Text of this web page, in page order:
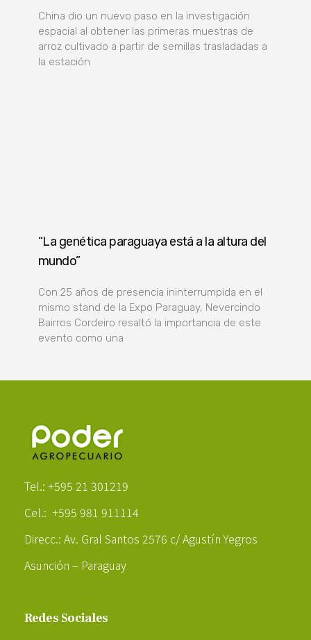
China dio un nuevo paso en la investigación
espacial al obtener las primeras muestras de
arroz cultivado a partir de semillas trasladadas a
la estación
“La genética paraguaya está a la altura del
mundo”
Con 25 años de presencia ininterrumpida en el
mismo stand de la Expo Paraguay, Nevercindo
Bairros Cordeiro resaltó la importancia de este
evento como una
Tel.: +595 21 301219
Cel.: +595 981 911114
Direcc.: Av. Gral Santos 2576 c/ Agustín Yegros
Asunción – Paraguay
Redes Sociales